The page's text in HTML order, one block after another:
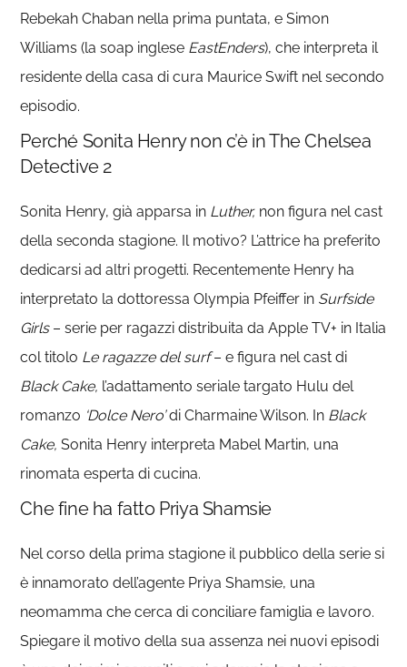
Rebekah Chaban nella prima puntata, e Simon
Williams (la soap inglese EastEnders), che interpreta il
residente della casa di cura Maurice Swift nel secondo
episodio.
Perché Sonita Henry non c’è in The Chelsea
Detective 2
Sonita Henry, già apparsa in Luther, non figura nel cast
della seconda stagione. Il motivo? L’attrice ha preferito
dedicarsi ad altri progetti. Recentemente Henry ha
interpretato la dottoressa Olympia Pfeiffer in Surfside
Girls– serie per ragazzi distribuita da Apple TV+ in Italia
col titolo Le ragazze del surf– e figura nel cast di
Black Cake, l’adattamento seriale targato Hulu del
romanzo ‘Dolce Nero’di Charmaine Wilson. In Black
Cake, Sonita Henry interpreta Mabel Martin, una
rinomata esperta di cucina.
Che fine ha fatto Priya Shamsie
Nel corso della prima stagione il pubblico della serie si
è innamorato dell’agente Priya Shamsie, una
neomamma che cerca di conciliare famiglia e lavoro.
Spiegare il motivo della sua assenza nei nuovi episodi